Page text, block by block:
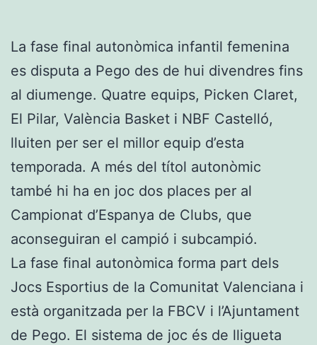
La fase final autonòmica infantil femenina
es disputa a Pego des de hui divendres fins
al diumenge. Quatre equips, Picken Claret,
El Pilar, València Basket i NBF Castelló,
lluiten per ser el millor equip d’esta
temporada. A més del títol autonòmic
també hi ha en joc dos places per al
Campionat d’Espanya de Clubs, que
aconseguiran el campió i subcampió.
La fase final autonòmica forma part dels
Jocs Esportius de la Comunitat Valenciana i
està organitzada per la FBCV i l’Ajuntament
de Pego. El sistema de joc és de lligueta